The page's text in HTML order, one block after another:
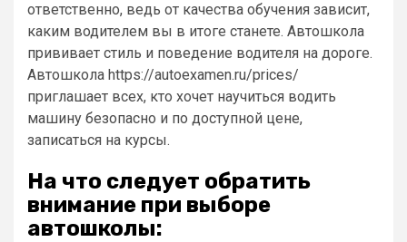
ответственно, ведь от качества обучения зависит,
каким водителем вы в итоге станете. Автошкола
прививает стиль и поведение водителя на дороге.
Автошкола https://autoexamen.ru/prices/
приглашает всех, кто хочет научиться водить
машину безопасно и по доступной цене,
записаться на курсы.
На что следует обратить
внимание при выборе
автошколы: